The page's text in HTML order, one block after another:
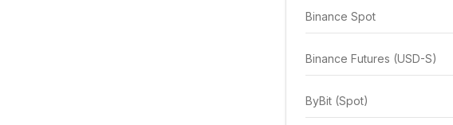
Binance Spot
Binance Futures (USD-S)
ByBit (Spot)